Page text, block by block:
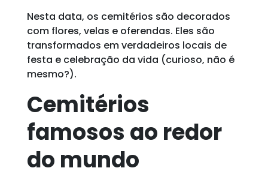
Nesta data, os cemitérios são decorados
com flores, velas e oferendas. Eles são
transformados em verdadeiros locais de
festa e celebração da vida (curioso, não é
mesmo?).
Cemitérios
famosos ao redor
do mundo